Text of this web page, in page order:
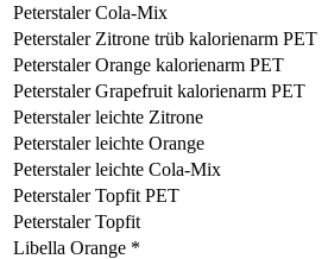
Peterstaler Cola-Mix
Peterstaler Zitrone trüb kalorienarm PET
Peterstaler Orange kalorienarm PET
Peterstaler Grapefruit kalorienarm PET
Peterstaler leichte Zitrone
Peterstaler leichte Orange
Peterstaler leichte Cola-Mix
Peterstaler Topfit PET
Peterstaler Topfit
Libella Orange *